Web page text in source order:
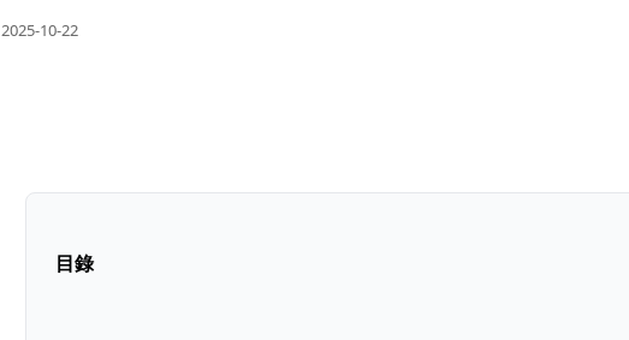
2025-10-22
目錄